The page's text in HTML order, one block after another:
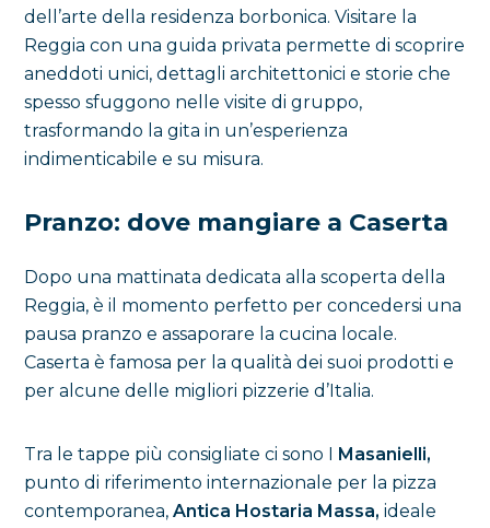
dell’arte della residenza borbonica. Visitare la
Reggia con una guida privata permette di scoprire
aneddoti unici, dettagli architettonici e storie che
spesso sfuggono nelle visite di gruppo,
trasformando la gita in un’esperienza
indimenticabile e su misura.
Pranzo: dove mangiare a Caserta
Dopo una mattinata dedicata alla scoperta della
Reggia, è il momento perfetto per concedersi una
pausa pranzo e assaporare la cucina locale.
Caserta è famosa per la qualità dei suoi prodotti e
per alcune delle migliori pizzerie d’Italia.
Tra le tappe più consigliate ci sono I Masanielli,
punto di riferimento internazionale per la pizza
contemporanea, Antica Hostaria Massa, ideale